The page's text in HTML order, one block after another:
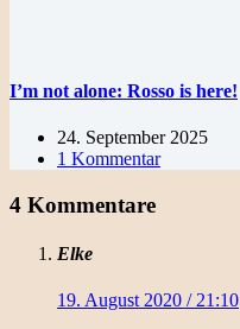
I’m not alone: Rosso is here!
24. September 2025
1 Kommentar
4 Kommentare
Elke
19. August 2020 / 21:10